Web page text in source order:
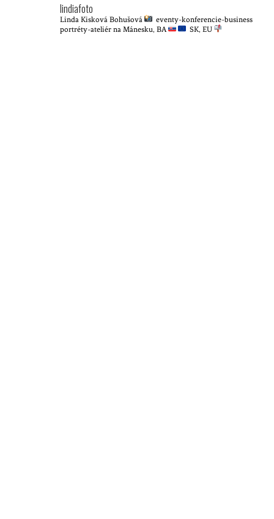
lindiafoto
Linda Kisková Bohušová
eventy-konferencie-business
portréty-ateliér na Mánesku, BA
SK, EU